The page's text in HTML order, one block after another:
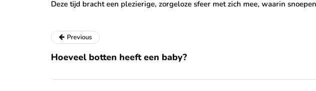
Deze tijd bracht een plezierige, zorgeloze sfeer met zich mee, waarin
Previous
Hoeveel botten heeft een baby?